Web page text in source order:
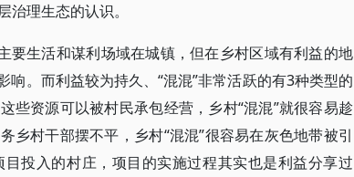
治理生态的认识。
要生活和谋利场域在城镇，但在乡村区域有利益的地
。而利益较为持久、“混混”非常活跃的有3种类型的
些资源可以被村民承包经营，乡村“混混”就很容易趁
乡村干部摆不平，乡村“混混”很容易在灰色地带被引
投入的村庄，项目的实施过程其实也是利益分享过